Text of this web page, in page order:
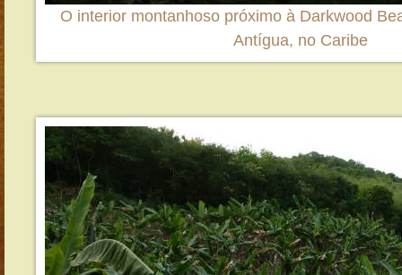
O interior montanhoso próximo à Darkwood
Antígua, no Caribe